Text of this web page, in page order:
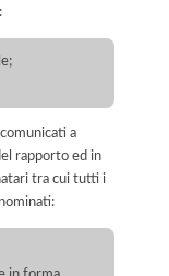
a
rapporto ed in
tra cui tutti i